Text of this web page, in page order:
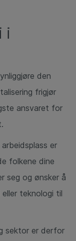
i
den
frigjør
ansvaret for
er
folkene dine
seg og ønsker å
teknologi til
sektor er derfor